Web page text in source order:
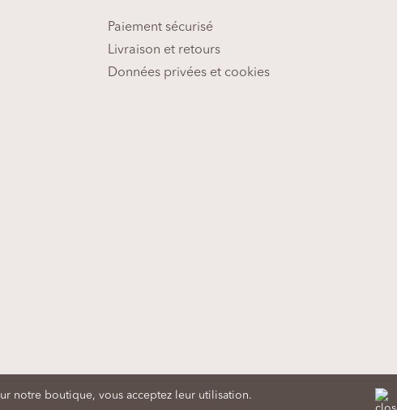
notre boutique, vous acceptez leur utilisation.
Paiement sécurisé
Livraison et retours
Données privées et cookies
dans le Tarn